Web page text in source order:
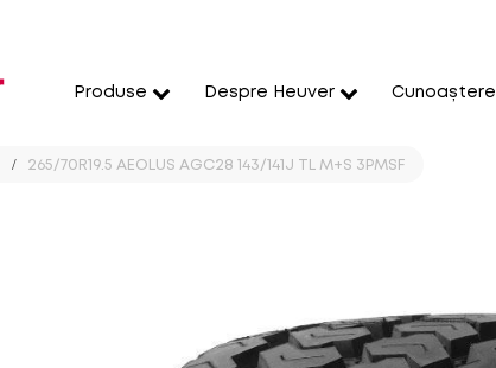
Produse Despre Heuver Cunoaștere
265/70R19.5 AEOLUS AGC28 143/141J TL M+S 3PMSF